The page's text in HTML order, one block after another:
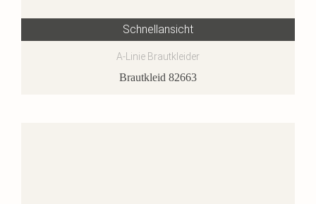
Schnellansicht
A-Linie Brautkleider
Brautkleid 82663